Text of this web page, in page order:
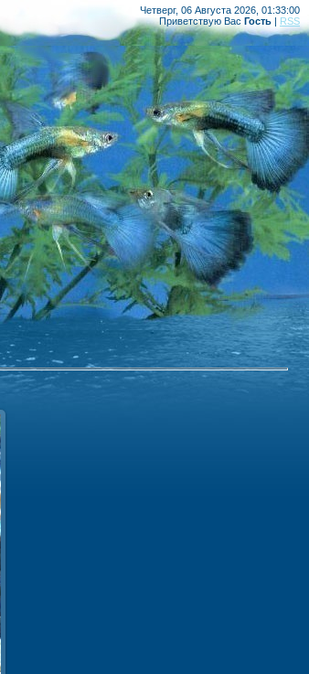
Четверг, 06 Августа 2026, 01:33:00
Приветствую Вас Гость | RSS